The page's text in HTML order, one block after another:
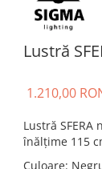
Lustră
1.210,00
Lustră
înălțime 115
Culoare: